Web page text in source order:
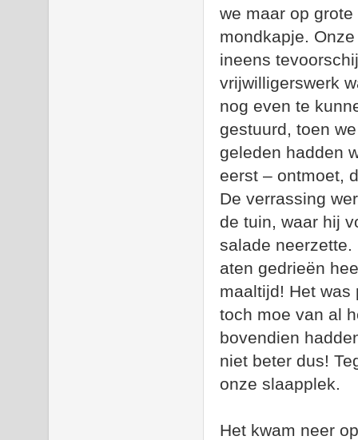
we maar op
mondkapje.
ineens
vrijwilligerswerk
nog even te
gestuurd, toen
geleden hadden
eerst – ontmoet,
De verrassing
de tuin, waar hij
salade neerzette.
aten gedrieën
maaltijd! Het was
toch moe van al
bovendien
niet beter dus!
onze slaapplek.
Het kwam neer